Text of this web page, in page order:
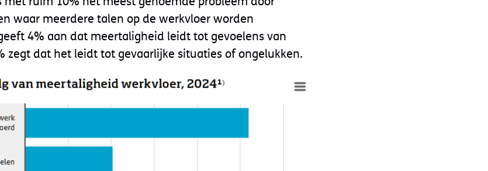
waar meerdere talen op de werkvloer worden
4% aan dat meertaligheid leidt tot gevoelens van
zegt dat het leidt tot gevaarlijke situaties of ongelukken.